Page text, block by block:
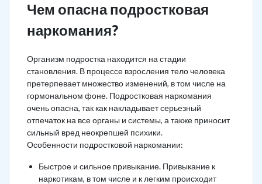
Чем опасна подростковая
наркомания?
Организм подростка находится на стадии
становления. В процессе взросления тело человека
претерпевает множество изменений, в том числе на
гормональном фоне. Подростковая наркомания
очень опасна, так как накладывает серьезный
отпечаток на все органы и системы, а также приносит
сильный вред неокрепшей психики.
Особенности подростковой наркомании:
Быстрое и сильное привыкание. Привыкание к
наркотикам, в том числе и к легким происходит